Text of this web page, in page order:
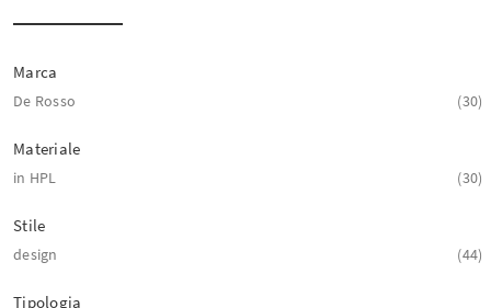
Marca
De Rosso 30
Materiale
in HPL 30
Stile
design 44
Tipologia